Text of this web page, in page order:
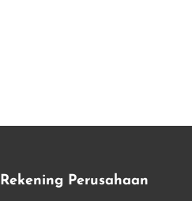
Rekening Perusahaan